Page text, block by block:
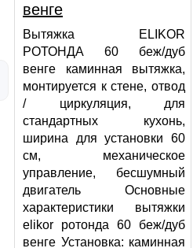
венге
Вытяжка ELIKOR
РОТОНДА 60 беж/дуб
венге каминная вытяжка,
монтируется к стене, отвод
/ циркуляция, для
стандартных кухонь,
ширина для установки 60
см, механическое
управление, бесшумный
двигатель Основные
характеристики вытяжки
elikor ротонда 60 беж/дуб
венге Установка: каминная